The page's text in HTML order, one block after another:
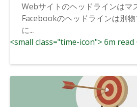
Webサイトのヘッドラインはマ
Facebookのヘッドラインは別
に...
<small class="time-icon"> 6m read